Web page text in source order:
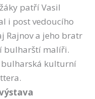
patří Vasil
i post vedoucího
Rajnov a jeho bratr
bulharští malíři.
bulharská kulturní